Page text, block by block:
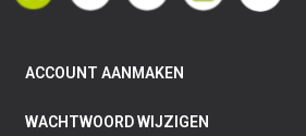
ACCOUNT AANMAKEN
WACHTWOORD WIJZIGEN